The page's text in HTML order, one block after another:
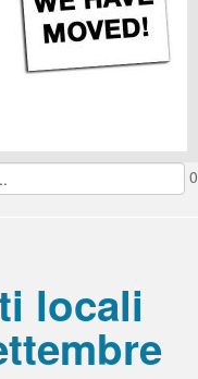
0
locali